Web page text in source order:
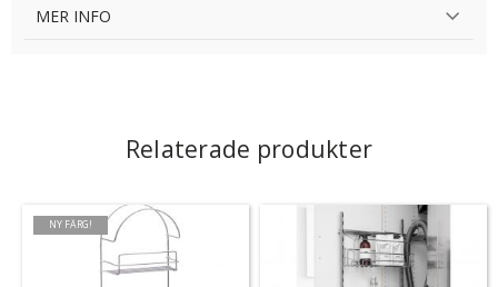
MER INFO
Relaterade produkter
NY FÄRG!